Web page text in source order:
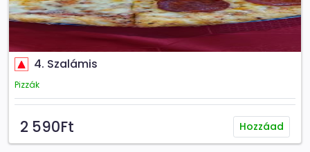
4. Szalámis
Pizzák
2 590Ft Hozzáad